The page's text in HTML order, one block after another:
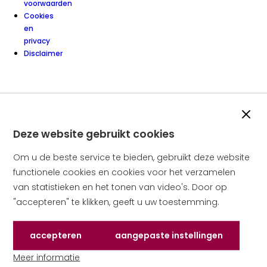
Deze website gebruikt cookies
Om u de beste service te bieden, gebruikt deze website
functionele cookies en cookies voor het verzamelen
van statistieken en het tonen van video's. Door op
"accepteren" te klikken, geeft u uw toestemming.
Accepteren
de cookies die deze website gebruikt
Aangepaste instellingen
van cookies om te
Meer informatie
voorwaarden
Cookies
en
privacy
Disclaimer